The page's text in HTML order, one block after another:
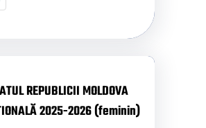
REPUBLICII MOLDOVA
2025-2026 (feminin)